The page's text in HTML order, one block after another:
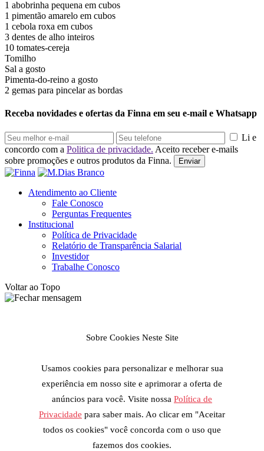
1 abobrinha pequena em cubos
1 pimentão amarelo em cubos
1 cebola roxa em cubos
3 dentes de alho inteiros
10 tomates-cereja
Tomilho
Sal a gosto
Pimenta-do-reino a gosto
2 gemas para pincelar as bordas
Receba novidades e ofertas da Finna em seu e-mail e Whatsapp
Li e
concordo com a Politica de privacidade. Aceito receber e-mails
sobre promoções e outros produtos da Finna.
Enviar
Atendimento ao Cliente
Fale Conosco
Perguntas Frequentes
Institucional
Política de Privacidade
Relatório de Transparência Salarial
Investidor
Trabalhe Conosco
Voltar ao Topo
Sobre Cookies Neste Site
Usamos cookies para personalizar e melhorar sua
experiência em nosso site e aprimorar a oferta de
anúncios para você. Visite nossa Política de
Privacidade para saber mais. Ao clicar em "Aceitar
todos os cookies" você concorda com o uso que
fazemos dos cookies.